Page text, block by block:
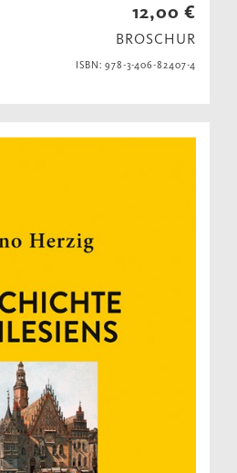
12,00 €
BROSCHUR
ISBN: 978-3-406-82407-4